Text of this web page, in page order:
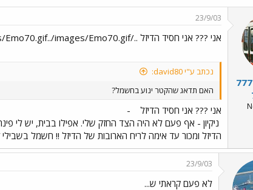
23/9/03
אני ??? אני חסיד הדיזל ../images/Emo70.gif../images/Emo70.gif../images/Emo70.gif -
נכתב ע"י david80:
האם תדאג שהקטר ינוע בחשמל?
אני ??? אני חסיד הדיזל
-
הדיזל ומכור עד אימה לריח הארובות של הדיזל !! חשמל
23/9/03
לא פעם קראתי ש...